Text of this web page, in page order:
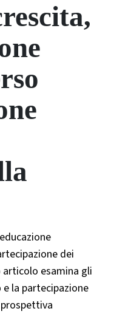
dei
esamina gli
e la partecipazione